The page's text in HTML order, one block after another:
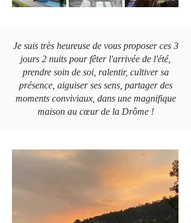
Je suis très heureuse de vous proposer ces 3
jours 2 nuits pour fêter l'arrivée de l'été,
prendre soin de soi, ralentir, cultiver sa
présence, aiguiser ses sens, partager des
moments conviviaux, dans une magnifique
maison au cœur de la Drôme !